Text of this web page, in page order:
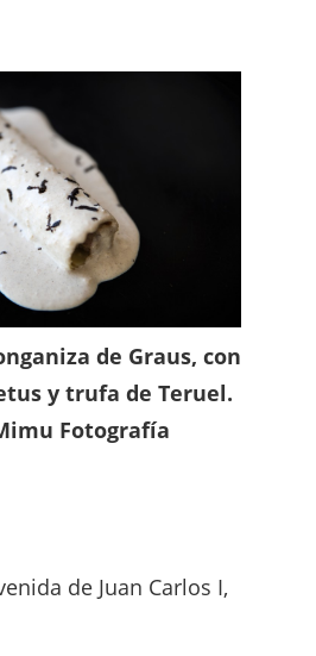
de Graus, con
y trufa de Teruel.
Fotografía
de Juan Carlos I,